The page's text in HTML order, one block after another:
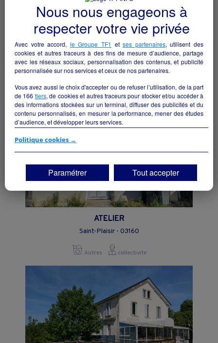
Entreprise de vente de vetements de
travail
Clermont-Ferrand - 63000
Autres particulier
ATELIER
Saint-Plaisir - 03160
Autres collectivite
Nous nous engageons à
respecter votre vie privée
Avec votre accord, le Groupe TF1 etses partenaires, utilisent des
cookies et autres traceurs à des fins de mesure d’audience, partage
avec les réseaux sociaux, personnalisation des contenus, et publicité
personnalisée sur nos services et ceux de nos partenaires.
Vous avez aussi le choix d'accepter ou de refuser l’utilisation, de la part
de 166 tiers, de cookies et autres traceurs pour stocker et/ou accéder à
des informations stockées sur un terminal, diffuser des publicités et du
contenu personnalisés, en mesurer la performance, mener des études
d’audience, et développer leurs services.
Si vous continuez sans accepter, les fonctionnalités liées à la
vos centres d'intérêt. Seuls lescookies/traceurs techniquesseront
déposés et lus sur votre terminal.
Vous pouvez exprimer vos choix en cliquant sur "Tout accepter",
"Continuer sans accepter" ou "Paramétrer", et les modifier à tout
moment en cliquant sur le lien "Paramétrez vos choix" situé en bas de
Politique cookies →
Paramétrer Tout accepter